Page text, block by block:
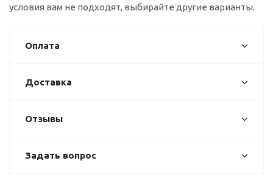
условия вам не подходят, выбирайте другие варианты.
Оплата
Доставка
Отзывы
Задать вопрос